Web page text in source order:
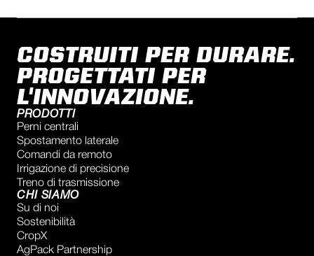
COSTRUITI PER DURARE.
PROGETTATI PER
L'INNOVAZIONE.
PRODOTTI
Perni centrali
Spostamento laterale
Comandi da remoto
Irrigazione di precisione
Treno di trasmissione
CHI SIAMO
Su di noi
Sostenibilità
CropX
AgPack Partnership